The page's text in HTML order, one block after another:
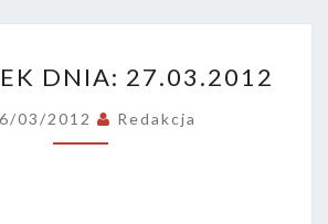
DNIA:
DNIA: 27.03.2012
03/2012 Redakcja